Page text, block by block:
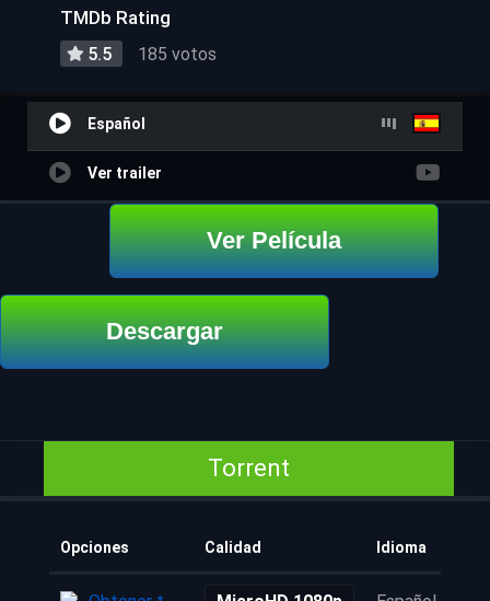
TMDb Rating
5.5 185 votos
Español
Ver trailer
Ver Película
Descargar
Torrent
Opciones Calidad Idioma